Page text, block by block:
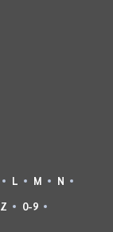
L M
N
Z 0-9